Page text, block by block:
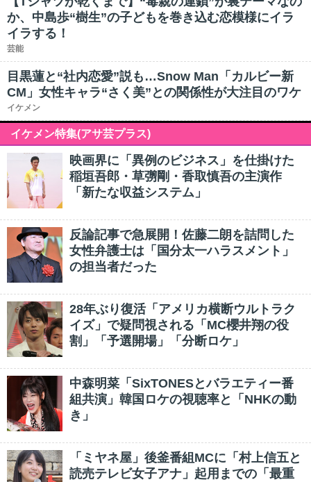
か、中島歩“樹生”の子どもを巻き込む恋模様にイラ
イラする！
芸能
目黒蓮と“社内恋愛”説も…Snow Man「カルビー新
CM」女性キャラ“さく美”との関係性が大注目のワケ
イケメン
イケメン特集(アサ芸プラス)
映画界に「異例のビジネス」を仕掛けた
稲垣吾郎・草彅剛・香取慎吾の主演作
「新たな収益システム」
反論記事で急展開！佐藤二朗を詰問した
女性弁護士は「国分太一ハラスメント」
の担当者だった
28年ぶり復活「アメリカ横断ウルトラク
イズ」で疑問視される「MC櫻井翔の役
割」「予選開場」「分断ロケ」
中森明菜「SixTONESとバラエティー番
組共演」韓国ロケの視聴率と「NHKの動
き」
「ミヤネ屋」後釜番組MCに「村上信五と
読売テレビ女子アナ」起用までの「最重